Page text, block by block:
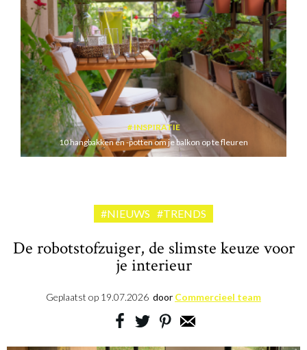
INSPIRATIE
10 hangbakken en -potten om je balkon op te fleuren
#NIEUWS #TRENDS
De robotstofzuiger, de slimste keuze voor
je interieur
Geplaatst op 19.07.2026 door Commercieel team